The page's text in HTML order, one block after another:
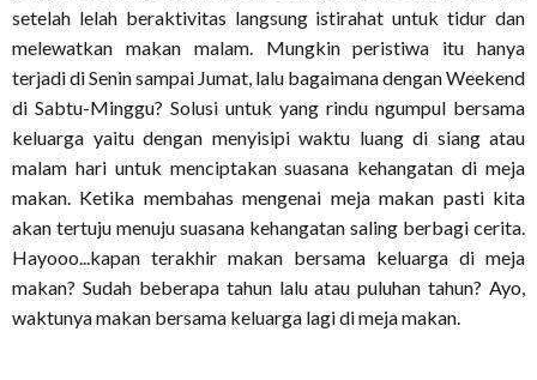
setelah lelah beraktivitas langsung istirahat untuk tidur dan
melewatkan makan malam. Mungkin peristiwa itu hanya
terjadi di Senin sampai Jumat, lalu bagaimana dengan Weekend
di Sabtu-Minggu? Solusi untuk yang rindu ngumpul bersama
keluarga yaitu dengan menyisipi waktu luang di siang atau
malam hari untuk menciptakan suasana kehangatan di meja
makan. Ketika membahas mengenai meja makan pasti kita
akan tertuju menuju suasana kehangatan saling berbagi cerita.
Hayooo...kapan terakhir makan bersama keluarga di meja
makan? Sudah beberapa tahun lalu atau puluhan tahun? Ayo,
waktunya makan bersama keluarga lagi di meja makan.